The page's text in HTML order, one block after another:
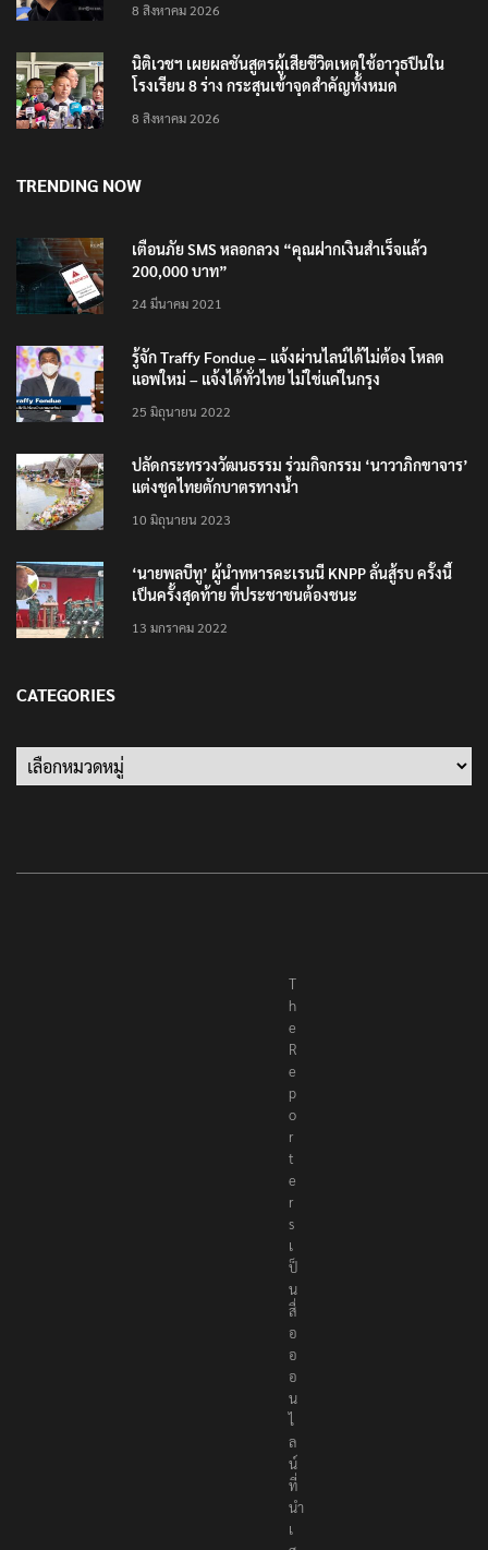
8 สิงหาคม 2026
นิติเวชฯ เผยผลชันสูตรผู้เสียชีวิตเหตุใช้อาวุธปืนใน
โรงเรียน 8 ร่าง กระสุนเข้าจุดสำคัญทั้งหมด
8 สิงหาคม 2026
TRENDING NOW
เตือนภัย SMS หลอกลวง “คุณฝากเงินสำเร็จแล้ว
200,000 บาท”
24 มีนาคม 2021
รู้จัก Traffy Fondue – แจ้งผ่านไลน์ได้ไม่ต้อง โหลด
แอพใหม่ – แจ้งได้ทั่วไทย ไม่ใช่แค่ในกรุง
25 มิถุนายน 2022
ปลัดกระทรวงวัฒนธรรม ร่วมกิจกรรม ‘นาวาภิกขาจาร’
แต่งชุดไทยตักบาตรทางน้ำ
10 มิถุนายน 2023
‘นายพลบีทู’ ผู้นำทหารคะเรนนี KNPP ลั่นสู้รบ ครั้งนี้
เป็นครั้งสุดท้าย ที่ประชาชนต้องชนะ
13 มกราคม 2022
CATEGORIES
Categories
T
h
e
R
e
p
o
r
t
e
r
s
เ
ป็
น
สื่
อ
อ
อ
น
ไ
ล
น์
ที่
นำ
เ